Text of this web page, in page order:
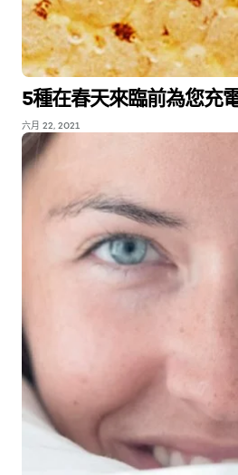
5種在春天來臨前為您充
六月 22, 2021